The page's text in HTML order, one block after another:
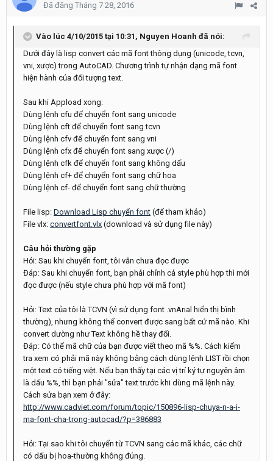
Đã đăng Tháng 7 28, 2016
Vào lúc 4/10/2015 tại 10:31, Nguyen Hoanh đã nói:
Dưới đây là lisp convert các mã font thông dụng (unicode, tcvn,
vni, xược) trong AutoCAD. Chương trình tự nhận dạng mã font
hiện hành của đối tượng text.
Sau khi Appload xong:
Dùng lệnh cfu để chuyển font sang unicode
Dùng lệnh cft để chuyển font sang tcvn
Dùng lệnh cfv để chuyển font sang vni
Dùng lệnh cfx để chuyển font sang xược (/)
Dùng lệnh cfk để chuyển font sang không dấu
Dùng lệnh cf+ để chuyển font sang chữ hoa
Dùng lệnh cf- để chuyển font sang chữ thường
File lisp: Download Lisp chuyển font (để tham khảo)
File vlx: convertfont.vlx (download và sử dụng file này)
Câu hỏi thường gặp
Hỏi: Sau khi chuyển font, tôi vẫn chưa đọc được
Đáp: Sau khi chuyển font, bạn phải chỉnh cả style phù hợp thì mới
đọc được (nếu style chưa phù hợp với mã font)
Hỏi: Text của tôi là TCVN (vì sử dụng font .vnArial hiển thị bình
thường), nhưng không thể convert được sang bất cứ mã nào. Khi
convert dường như Text không hề thay đổi.
Đáp: Có thể mã chữ của bạn được viết theo mã %%. Cách kiểm
tra xem có phải mã này không bằng cách dùng lệnh LIST rồi chọn
một text có tiếng việt. Nếu bạn thấy tại các vị trí ký tự nguyên âm
là dấu %%, thì bạn phải "sửa" text trước khi dùng mã lệnh này.
Cách sửa bạn xem ở đây:
http://www.cadviet.com/forum/topic/150896-lisp-chuya-n-a-i-
ma-font-cha-trong-autocad/?p=386883
Hỏi: Tại sao khi tôi chuyển từ TCVN sang các mã khác, các chữ
có dấu bị hoa-thường không đúng.